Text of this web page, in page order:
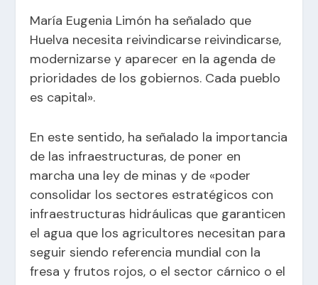
María Eugenia Limón ha señalado que
Huelva necesita reivindicarse reivindicarse,
modernizarse y aparecer en la agenda de
prioridades de los gobiernos. Cada pueblo
es capital».
En este sentido, ha señalado la importancia
de las infraestructuras, de poner en
marcha una ley de minas y de «poder
consolidar los sectores estratégicos con
infraestructuras hidráulicas que garanticen
el agua que los agricultores necesitan para
seguir siendo referencia mundial con la
fresa y frutos rojos, o el sector cárnico o el